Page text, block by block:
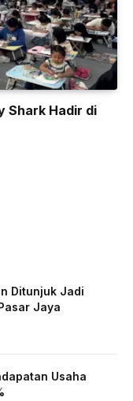
Shark Hadir di
Ditunjuk Jadi
Jaya
Usaha